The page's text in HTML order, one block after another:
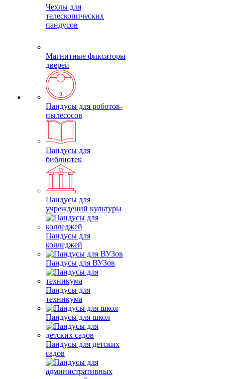
Чехлы для
телескопических
пандусов
Магнитные фиксаторы
дверей
Пандусы для роботов-
пылесосов
Пандусы для
библиотек
Пандусы для
учреждений культуры
Пандусы для
колледжей
Пандусы для ВУЗов
Пандусы для
техникума
Пандусы для школ
Пандусы для детских
садов